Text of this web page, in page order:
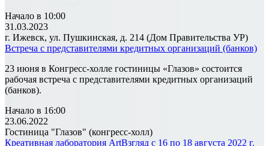
Начало в 10:00
31.03.2023
г. Ижевск, ул. Пушкинская, д. 214 (Дом Правительства УР)
Встреча с представителями кредитных организаций (банков)
23 июня в Конгресс-холле гостиницы «Глазов» состоится
рабочая встреча с представителями кредитных организаций
(банков).
Начало в 16:00
23.06.2022
Гостиница "Глазов" (конгресс-холл)
Креативная лаборатория ArtВзгляд с 16 по 18 августа 2022 г.